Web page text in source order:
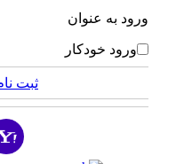
ورود به عنوان
ورود خودکار
ثبت نام